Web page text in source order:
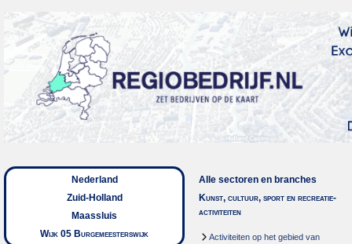
Nederland
Zuid-Holland
Maassluis
Wijk 05 Burgemeesterswijk
Alle sectoren en branches
Kunst, cultuur, sport en recreatie-
activiteiten
Activiteiten op het gebied van